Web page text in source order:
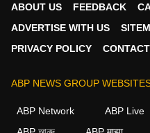
ABOUT US FEEDBACK
ADVERTISE WITH US
PRIVACY POLICY
ABP NEWS GROUP
ABP Network ABP Live